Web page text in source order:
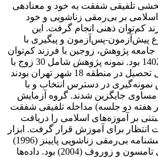
تلفیقی شفقت به خود و معنادهی
اسلامی بر بی‌رمقی زناشویی و خود
کم‌توان ذهنی انجام گرفت. این
پیش‌آزمون-پس‌آزمون و پیگیری با
پژوهش، زوجین با فرزند کم‌توان
ذهنی شهر تهران در سال 1402 بود. نمونه پژوهش شامل 30 زوج با
فرزند کم‌توان ذهنی در حال تحصیل در منطقه 18 شهر تهران بودند
روش نمونه‌گیری در دسترس انتخاب و با
جایگزین شدند. گروه آزمایش
(هر هفته دو جلسه) مداخله تلفیقی شفقت
بر آموزه‌های اسلامی را دریافت
برای آموزش قرار گرفت. ابزار
گردآوری داده‌ها شامل پرسشنامه بی‌رمقی زناشویی پایینز (1996)
و مقیاس خودسرزنش‌گری تامسون و زوروف (2004) بود. داده‌ها